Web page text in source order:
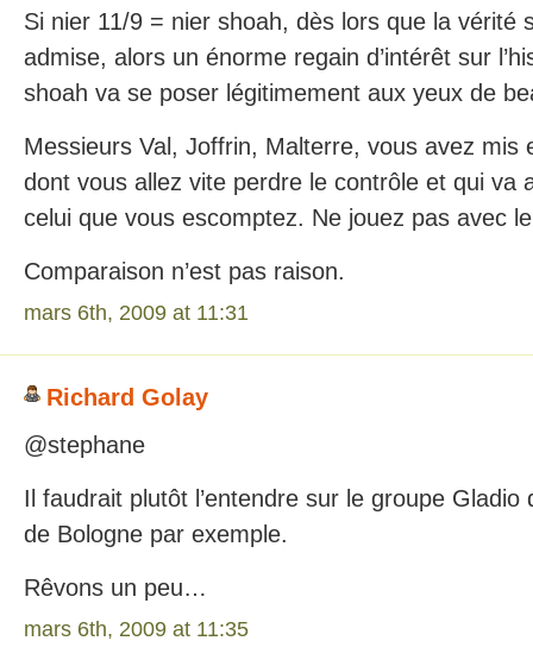
Si nier 11/9 = nier shoah, dès lors que la vérité
admise, alors un énorme regain d’intérêt sur
shoah va se poser légitimement aux yeux de
Messieurs Val, Joffrin, Malterre, vous avez mis
dont vous allez vite perdre le contrôle et qui va
celui que vous escomptez. Ne jouez pas avec
Comparaison n’est pas raison.
mars 6th, 2009 at 11:31
Richard Golay
@stephane
Il faudrait plutôt l’entendre sur le groupe Gladio
de Bologne par exemple.
Rêvons un peu…
mars 6th, 2009 at 11:35